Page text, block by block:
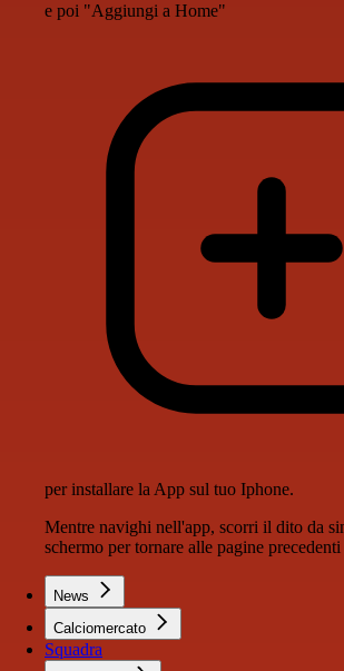
e poi "Aggiungi a Home"
per installare la App sul tuo Iphone.
Mentre navighi nell'app, scorri il dito da
schermo per tornare alle pagine precedenti
News
Calciomercato
Squadra